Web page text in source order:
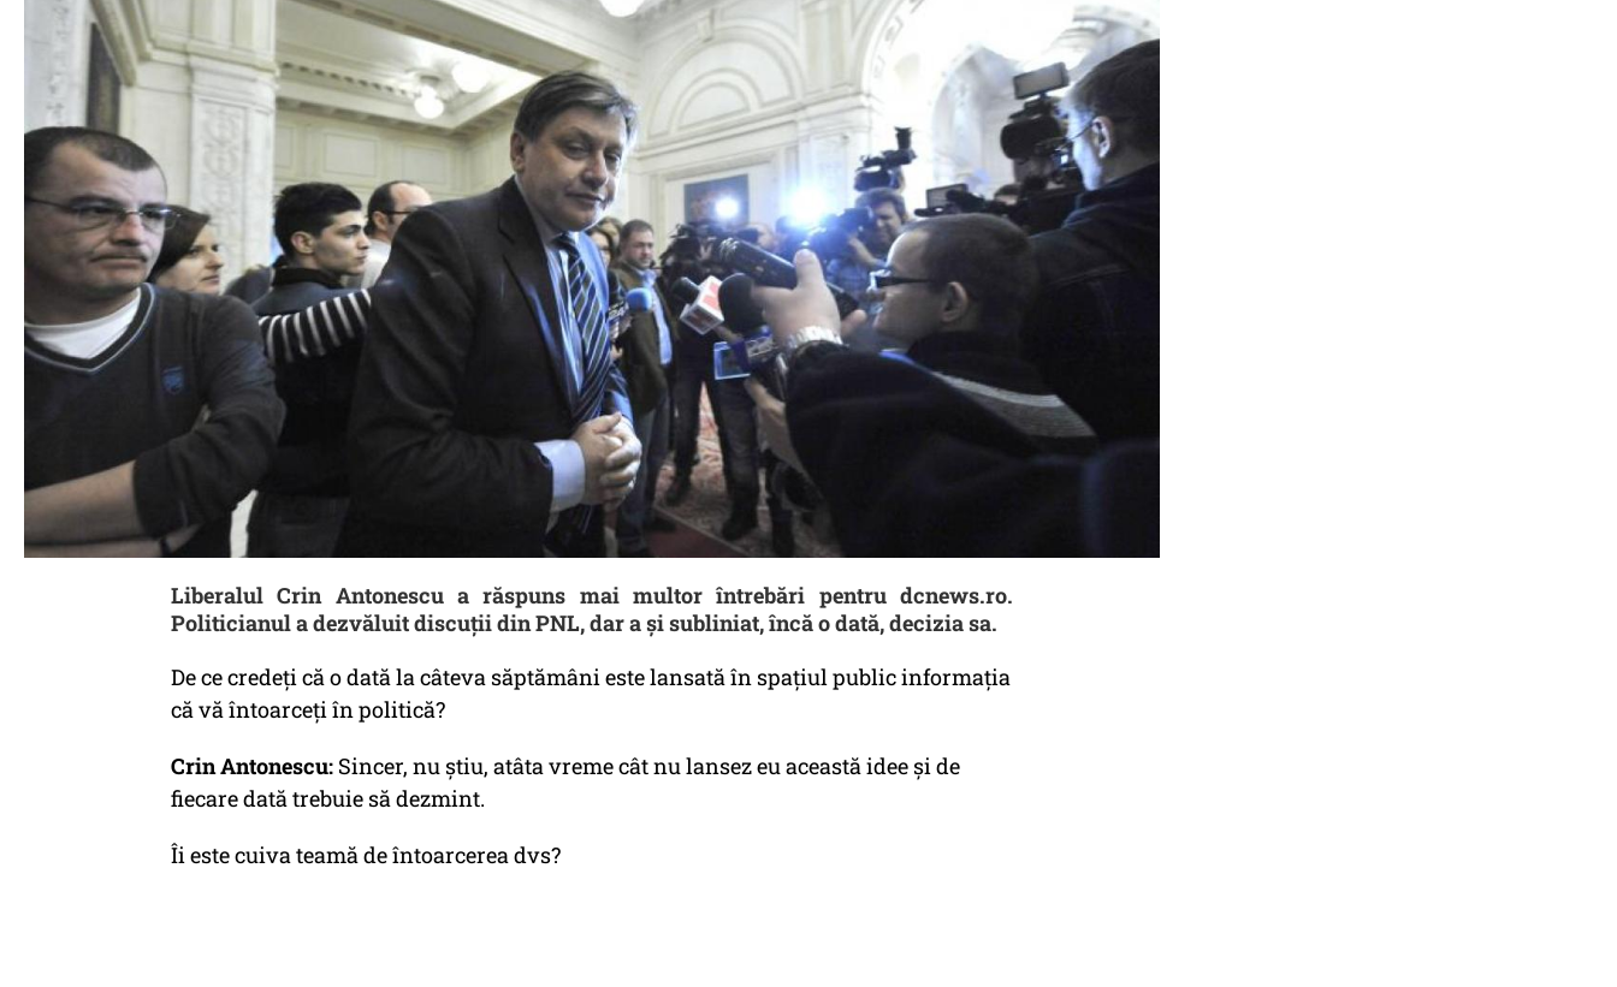
Liberalul Crin Antonescu a răspuns mai multor întrebări pentru dcnews.ro.
Politicianul a dezvăluit discuții din PNL, dar a și subliniat, încă o dată, decizia sa.
De ce credeți că o dată la câteva săptămâni este lansată în spațiul public informația
că vă întoarceți în politică?
Crin Antonescu: Sincer, nu știu, atâta vreme cât nu lansez eu această idee și de
fiecare dată trebuie să dezmint.
Îi este cuiva teamă de întoarcerea dvs?